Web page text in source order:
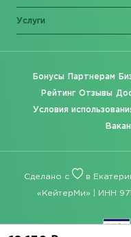
Услуги
Бонусы Партнерам
Рейтинг Отзывы
Условия
Сделано с в
«КейтерМи» | ИНН